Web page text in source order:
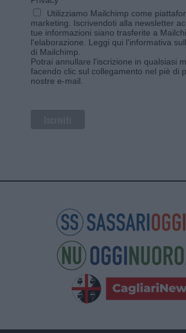
Utilizziamo Mailchimp come
marketing. Iscrivendoti alla newsletter
tue informazioni siano trasferite a
l'elaborazione. Leggi qui l'informativa
di Mailchimp
Potrai annullare l'iscrizione in qualsiasi
facendo clic sul collegamento nel piè di
nostre e-mail.